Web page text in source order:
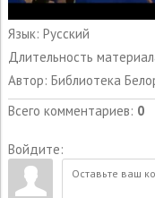
Язык: Русский
Длительность
Автор: Библиотека
Всего комментариев: 0
Войдите: